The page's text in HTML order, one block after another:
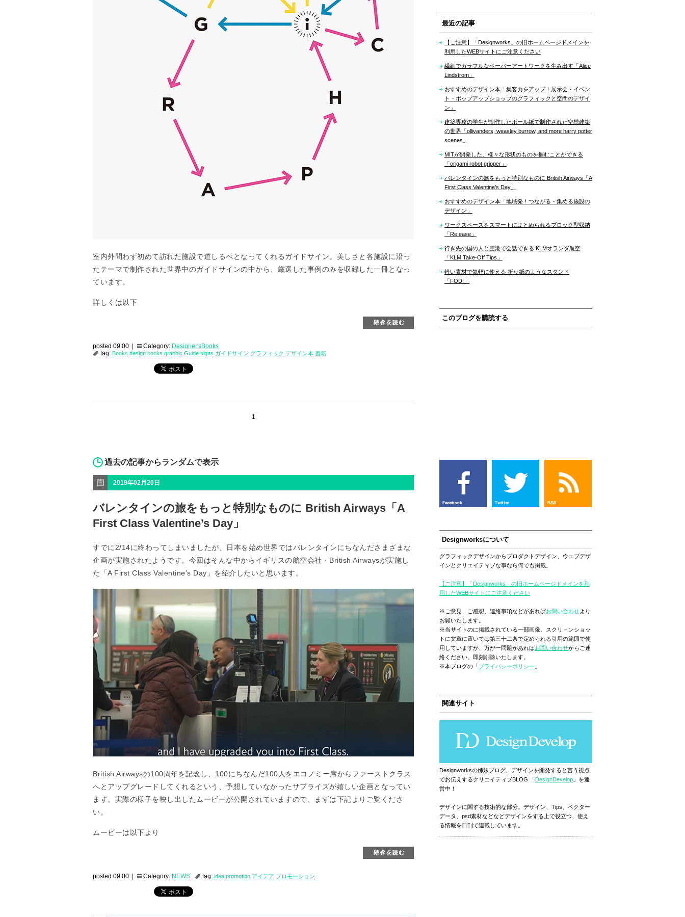
室内外問わず初めて訪れた施設で道しるべとなってくれるガイドサイン。美しさと各施設に沿っ
たテーマで制作された世界中のガイドサインの中から、厳選した事例のみを収録した一冊となっ
ています。
詳しくは以下
posted 09:00 | Category: Designer'sBooks
tag: Books design books graphic Guide signs ガイドサイン グラフィック デザイン本 書籍
1
過去の記事からランダムで表示
2019年02月20日
バレンタインの旅をもっと特別なものに British Airways「A
First Class Valentine’s Day」
すでに2/14に終わってしまいましたが、日本を始め世界ではバレンタインにちなんださまざまな
企画が実施されたようです。今回はそんな中からイギリスの航空会社・British Airwaysが実施し
た「A First Class Valentine’s Day」を紹介したいと思います。
British Airwaysの100周年を記念し、100にちなんだ100人をエコノミー席からファーストクラス
へとアップグレードしてくれるという、予想していなかったサプライズが嬉しい企画となってい
ます。実際の様子を映し出したムービーが公開されていますので、まずは下記よりご覧くださ
い。
ムービーは以下より
posted 09:00 | Category: NEWS tag: idea promotion アイデア プロモーション
最近の記事
【ご注意】「Designworks」の旧ホームページドメインを
利用したWEBサイトにご注意ください
繊細でカラフルなペーパーアートワークを生み出す「Alice
Lindstrom」
おすすめのデザイン本「集客力をアップ！展示会・イベン
ト・ポップアップショップのグラフィックと空間のデザイ
ン」
建築専攻の学生が制作したボール紙で制作された空想建築
の世界「ollivanders, weasley burrow, and more harry potter
scenes」
MITが開発した、様々な形状のものを掴むことができる
「origami robot gripper」
バレンタインの旅をもっと特別なものに British Airways「A
First Class Valentine’s Day」
おすすめのデザイン本「地域発！つながる・集める施設の
デザイン」
ワークスペースをスマートにまとめられるブロック型収納
「Re:ease」
行き先の国の人と空港で会話できる KLMオランダ航空
「KLM Take-Off Tips」
軽い素材で気軽に使える 折り紙のようなスタンド
「FODI」
このブログを購読する
Designworksについて
グラフィックデザインからプロダクトデザイン、ウェブデザ
インとクリエイティブな事なら何でも掲載。
【ご注意】「Designworks」の旧ホームページドメインを利
用したWEBサイトにご注意ください
※ご意見、ご感想、連絡事項などがあればお問い合わせより
お願いたします。
※当サイトのに掲載されている一部画像、スクリ－ンショッ
トに文章に置いては第三十二条で定められる引用の範囲で使
用していますが、万が一問題があればお問い合わせからご連
絡ください。即刻削除いたします。
※本ブログの「プライバシーポリシー 」
関連サイト
Designworksの姉妹ブログ、デザインを開発すると言う視点
でお伝えするクリエイティブBLOG 「DesignDevelop 」を運
営中！
デザインに関する技術的な部分。デザイン、Tips、ベクター
データ、psd素材などなどデザインをする上で役立つ、使え
る情報を日刊で連載しています。